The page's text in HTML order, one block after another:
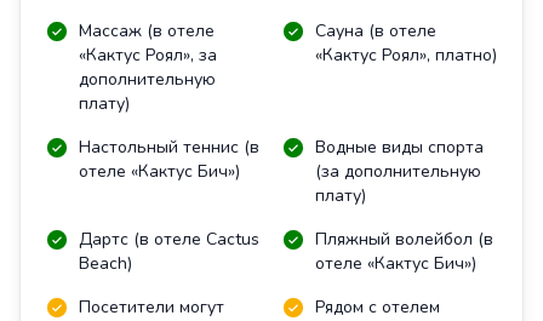
Массаж (в отеле
«Кактус Роял», за
дополнительную
плату)
Сауна (в отеле
«Кактус Роял», платно)
Настольный теннис (в
отеле «Кактус Бич»)
Водные виды спорта
(за дополнительную
плату)
Дартс (в отеле Cactus
Beach)
Пляжный волейбол (в
отеле «Кактус Бич»)
Посетители могут
Рядом с отелем